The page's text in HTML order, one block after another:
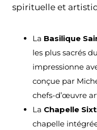
spirituelle et
La Basilique
les plus sacrés
impressionne
conçue par
chefs-d’œuvre
La Chapelle
chapelle